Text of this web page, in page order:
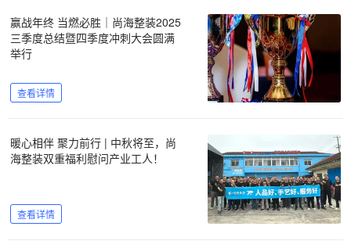
赢战年终 当燃必胜｜尚海整装2025
三季度总结暨四季度冲刺大会圆满
举行
查看详情
暖心相伴 聚力前行 | 中秋将至，尚
海整装双重福利慰问产业工人！
查看详情